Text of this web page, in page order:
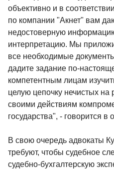
объективно и в
по компании "Акнет" вам
недостоверную
интерпретацию. Мы
все необходимые
дадите задание по-
компетентным лицам
целую цепочку нечистых на
своими действиям
государства", - говорится в
В свою очередь адвокаты
требуют, чтобы судебное
судебно-бухгалтерскую